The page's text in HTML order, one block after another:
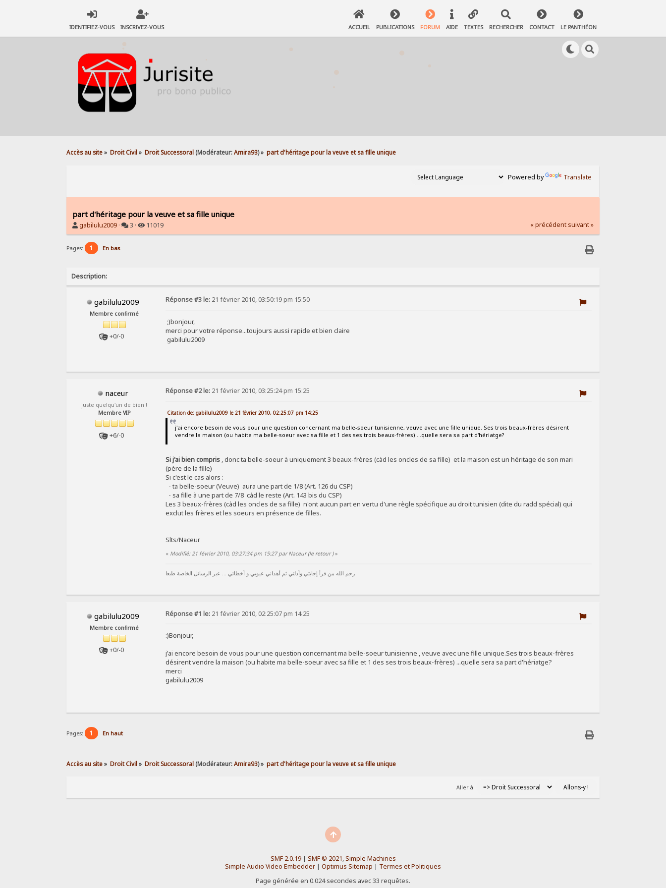
IDENTIFIEZ-VOUS INSCRIVEZ-VOUS ACCUEIL PUBLICATIONS FORUM AIDE TEXTES RECHERCHER CONTACT LE PANTHÉON
Accès au site» Droit Civil» Droit Successoral (Modérateur:Amira93) » part d'héritage pour la veuve et sa fille unique
Powered by Translate
part d'héritage pour la veuve et sa fille unique
gabilulu2009 · 3 · 11019 « précédent suivant »
Pages: 1 En bas
Description:
gabilulu2009
Membre confirmé
+0/-0
Réponse #3 le: 21 février 2010, 03:50:19 pm 15:50
;)bonjour,
merci pour votre réponse...toujours aussi rapide et bien claire
gabilulu2009
naceur
juste quelqu'un de bien !
Membre VIP
+6/-0
Réponse #2 le: 21 février 2010, 03:25:24 pm 15:25
Citation de: gabilulu2009 le 21 février 2010, 02:25:07 pm 14:25
j'ai encore besoin de vous pour une question concernant ma belle-soeur tunisienne, veuve avec une fille unique. Ses trois beaux-frères désirent
vendre la maison (ou habite ma belle-soeur avec sa fille et 1 des ses trois beaux-frères) ...quelle sera sa part d'hériatge?
Si j'ai bien compris , donc ta belle-soeur à uniquement 3 beaux-frères (càd les oncles de sa fille) et la maison est un héritage de son mari
(père de la fille)
Si c'est le cas alors :
- ta belle-soeur (Veuve) aura une part de 1/8 (Art. 126 du CSP)
- sa fille à une part de 7/8 càd le reste (Art. 143 bis du CSP)
Les 3 beaux-frères (càd les oncles de sa fille) n'ont aucun part en vertu d'une règle spécifique au droit tunisien (dite du radd spécial) qui
exclut les frères et les soeurs en présence de filles.
Slts/Naceur
« Modifié: 21 février 2010, 03:27:34 pm 15:27 par Naceur (le retour )»
رحم الله من قرأ إجابتي وأدلتي ثم أهداني عيوبي و أخطائي ... عبر الرسائل الخاصة طبعا
gabilulu2009
Membre confirmé
+0/-0
Réponse #1 le: 21 février 2010, 02:25:07 pm 14:25
:)Bonjour,
j'ai encore besoin de vous pour une question concernant ma belle-soeur tunisienne , veuve avec une fille unique.Ses trois beaux-frères
désirent vendre la maison (ou habite ma belle-soeur avec sa fille et 1 des ses trois beaux-frères) ...quelle sera sa part d'hériatge?
merci
gabilulu2009
Pages: 1 En haut
Accès au site» Droit Civil» Droit Successoral (Modérateur:Amira93) » part d'héritage pour la veuve et sa fille unique
Aller à:
SMF 2.0.19| SMF © 2021,Simple Machines
Simple Audio Video Embedder | Optimus Sitemap | Termes et Politiques
Page générée en 0.024 secondes avec 33 requêtes.